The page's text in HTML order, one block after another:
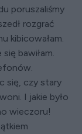
poruszaliśmy
rozgrać
kibicowałam.
bawiłam.
się, czy stary
I jakie było
wieczoru!